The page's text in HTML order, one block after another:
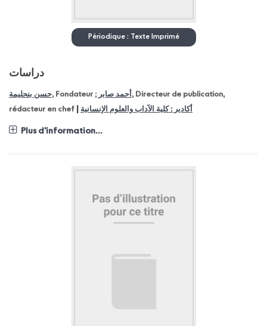
Périodique : Texte Imprimé
دراسات
حسن بنحليمة, Fondateur ; أحمد صابر , Directeur de publication,
rédacteur en chef
أكادير : كلية الآداب والعلوم الإنسانية
Plus d'information...